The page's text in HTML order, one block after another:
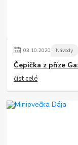
03.10.2020 Návody
Čepička z příze
číst celé